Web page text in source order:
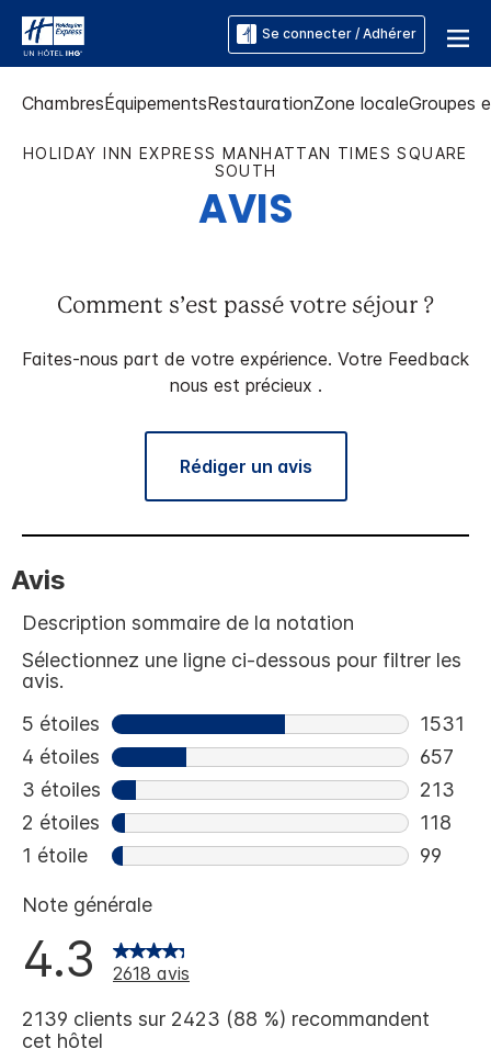
Se connecter / Adhérer
ChambresÉquipementsRestaurationZone localeGroupes
HOLIDAY INN EXPRESS MANHATTAN TIMES SQUARE
SOUTH
AVIS
Comment s’est passé votre séjour ?
Faites-nous part de votre expérience. Votre Feedback
nous est précieux .
Rédiger un avis